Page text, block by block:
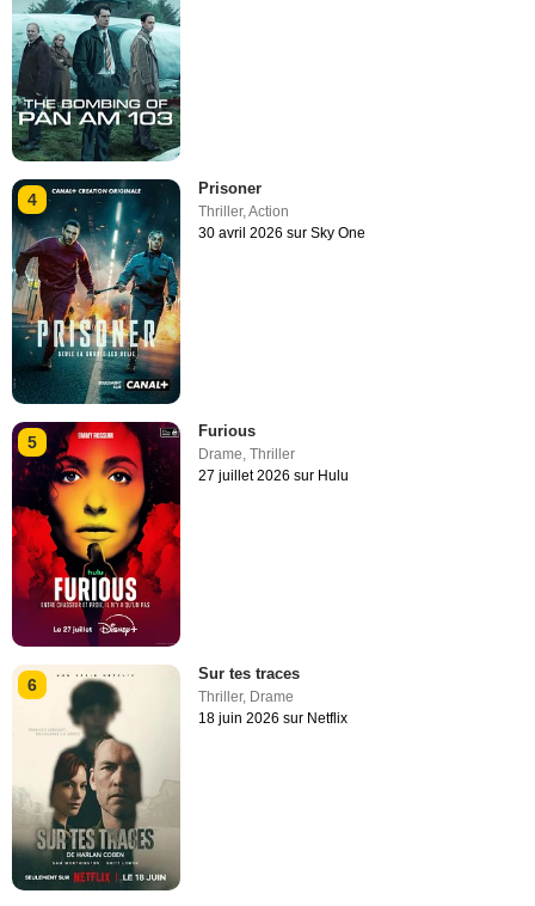
4
Prisoner
Thriller,Action
30 avril 2026 sur Sky One
5
Furious
Drame,Thriller
27 juillet 2026 sur Hulu
6
Sur tes traces
Thriller, Drame
18 juin 2026 sur Netflix